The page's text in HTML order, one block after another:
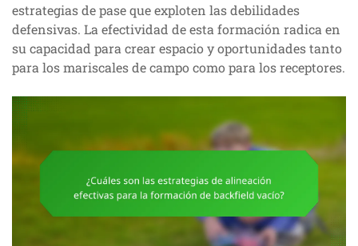
estrategias de pase que exploten las debilidades
defensivas. La efectividad de esta formación radica en
su capacidad para crear espacio y oportunidades tanto
para los mariscales de campo como para los receptores.